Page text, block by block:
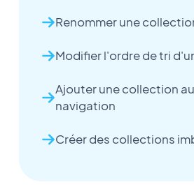
Renommer une
Modifier l'ordre de tri
Ajouter une collection
navigation
Créer des collections